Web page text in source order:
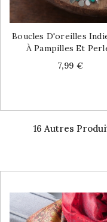
Boucles D'oreilles
À Pampilles Et
Price
7,99 €
16 Autres